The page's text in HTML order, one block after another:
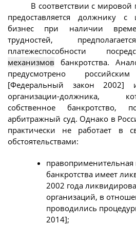
В соответствии с мировой
предоставляется должнику
бизнес при наличии
трудностей,
платежеспособности
механизмов банкротства.
предусмотрено российским
[Федеральный закон 2002]
организации-должника,
собственное банкротство,
арбитражный суд. Однако в
практически не работает в
обстоятельствами:
правоприменительная
банкротства имеет
2002 года
организаций, в
проводились
2014];